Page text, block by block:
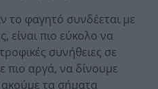
το φαγητό συνδέεται με
είναι πιο εύκολο να
συνήθειες σε
αργά, να δίνουμε
τα σήματα